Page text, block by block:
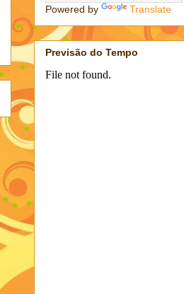
Powered by Translate
Previsão do Tempo